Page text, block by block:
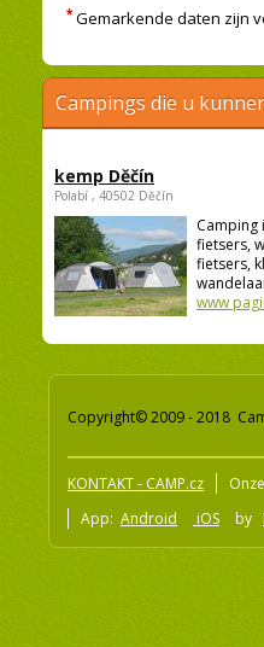
* Gemarkende daten zijn
Campings die u
kemp Děčín
Polabí , 40502 Děčín
Camping
fietsers,
fietsers,
www
Copyright© 2009 - 2018
KONTAKT - CAMP.cz
App: Android iOS by